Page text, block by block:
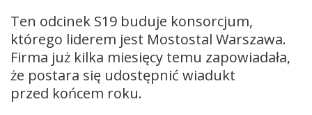
Ten odcinek S19 buduje konsorcjum,
którego liderem jest Mostostal Warszawa.
Firma już kilka miesięcy temu zapowiadała,
że postara się udostępnić wiadukt
przed końcem roku.